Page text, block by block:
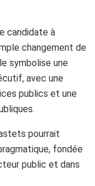
candidate à
changement de
symbolise une
avec une
publics et une
pourrait
fondée
public et dans